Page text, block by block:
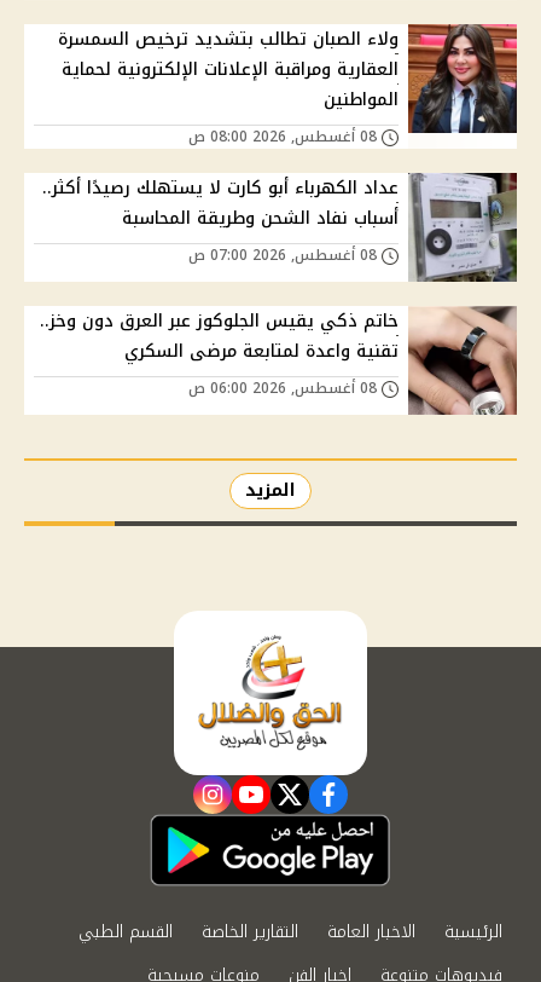
ولاء الصبان تطالب بتشديد ترخيص السمسرة
العقارية ومراقبة الإعلانات الإلكترونية لحماية
المواطنين
عداد الكهرباء أبو كارت لا يستهلك رصيدًا أكثر..
أسباب نفاد الشحن وطريقة المحاسبة
خاتم ذكي يقيس الجلوكوز عبر العرق دون وخز..
تقنية واعدة لمتابعة مرضى السكري
المزيد
facebook
twitter
youtube
instagram
الرئيسية الاخبار العامة التقارير الخاصة
القسم الطبي